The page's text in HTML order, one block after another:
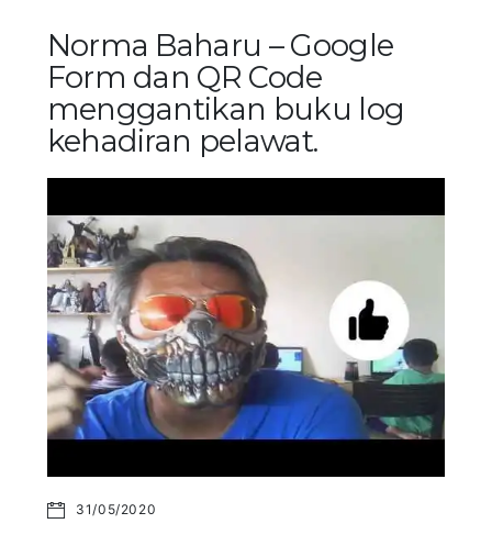
Norma Baharu – Google
Form dan QR Code
menggantikan buku log
kehadiran pelawat.
31/05/2020